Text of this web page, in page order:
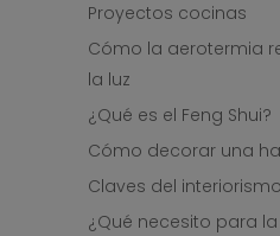
Proyectos cocinas
Cómo la aerotermia
la luz
¿Qué es el Feng Shui?
Cómo decorar una
Claves del
¿Qué necesito para